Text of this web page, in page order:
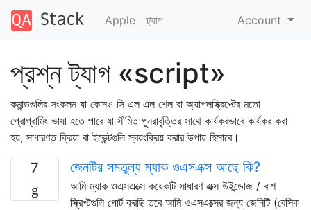
Apple ট্যাগ Account
প্রশ্ন ট্যাগ «script»
কমান্ডগুলির সংকলন যা কোনও সি এল এল শেল বা অ্যাপলস্ক্রিপ্টের মতো
প্রোগ্রামিং ভাষা হতে পারে যা সীমিত পুনরাবৃত্তির সাথে কার্যকরভাবে কার্যকর করা
হয়, সাধারণত ক্রিয়া বা ইভেন্টগুলি স্বয়ংক্রিয় করার উপায় হিসাবে।
7 জেনটির সমতুল্য ম্যাক ওএসএক্স আছে কি?
আমি ম্যাক ওএসএক্সে কয়েকটি সাধারণ এক্স উইন্ডোজ / বাশ
স্ক্রিপ্টগুলি পোর্ট করছি তবে আমি ওএসএক্সের জন্য জেনিটি (বেসিক